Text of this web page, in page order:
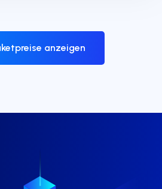
anzeigen